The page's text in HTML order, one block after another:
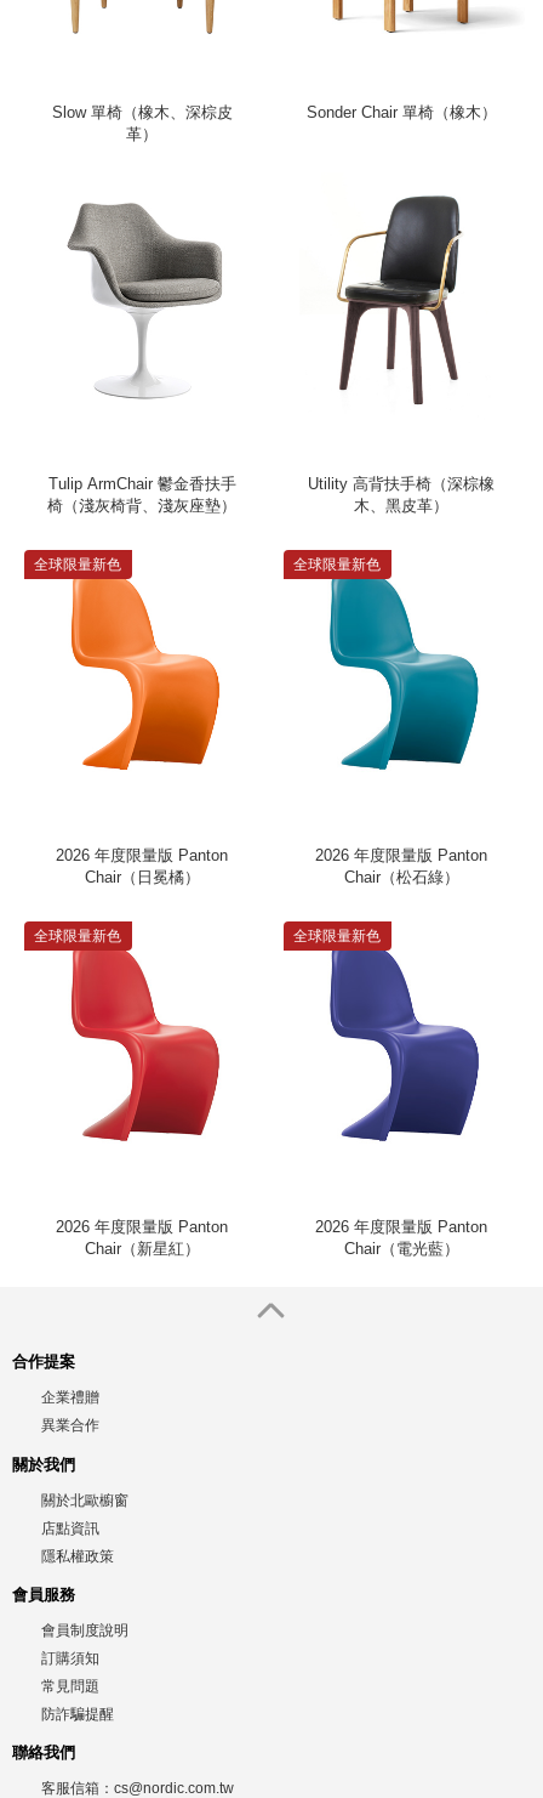
Slow 單椅（橡木、深棕皮
革）
Sonder Chair 單椅（橡木）
Tulip ArmChair 鬱金香扶手
椅（淺灰椅背、淺灰座墊）
Utility 高背扶手椅（深棕橡
木、黑皮革）
全球限量新色
2026 年度限量版 Panton
Chair（日冕橘）
全球限量新色
2026 年度限量版 Panton
Chair（松石綠）
全球限量新色
2026 年度限量版 Panton
Chair（新星紅）
全球限量新色
2026 年度限量版 Panton
Chair（電光藍）
合作提案
企業禮贈
異業合作
關於我們
關於北歐櫥窗
店點資訊
隱私權政策
會員服務
會員制度說明
訂購須知
常見問題
防詐騙提醒
聯絡我們
客服信箱： cs@nordic.com.tw